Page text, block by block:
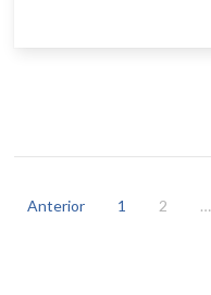
de
Anterior 1 2 …